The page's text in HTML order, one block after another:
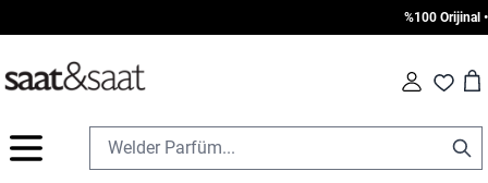
%100 Orijinal •
Fav Cart